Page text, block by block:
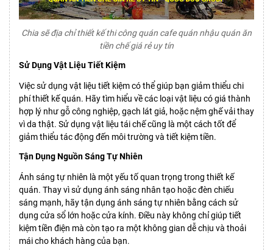
Chia sẽ địa chỉ thiết kế thi công quán cafe quán nhậu quán ăn
tiền chế giá rẻ uy tín
Sử Dụng Vật Liệu Tiết Kiệm
Việc sử dụng vật liệu tiết kiệm có thể giúp bạn giảm thiểu chi
phí thiết kế quán. Hãy tìm hiểu về các loại vật liệu có giá thành
hợp lý như gỗ công nghiệp, gạch lát giả, hoặc nệm ghế vải thay
vì da thật. Sử dụng vật liệu tái chế cũng là một cách tốt để
giảm thiểu tác động đến môi trường và tiết kiệm tiền.
Tận Dụng Nguồn Sáng Tự Nhiên
Ánh sáng tự nhiên là một yếu tố quan trọng trong thiết kế
quán. Thay vì sử dụng ánh sáng nhân tạo hoặc đèn chiếu
sáng mạnh, hãy tận dụng ánh sáng tự nhiên bằng cách sử
dụng cửa sổ lớn hoặc cửa kính. Điều này không chỉ giúp tiết
kiệm tiền điện mà còn tạo ra một không gian dễ chịu và thoải
mái cho khách hàng của bạn.